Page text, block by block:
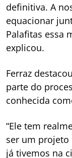
definitiva. A
equacionar
Palafitas essa
explicou.
Ferraz
parte do
conhecida
“Ele tem
ser um projeto
já tivemos na